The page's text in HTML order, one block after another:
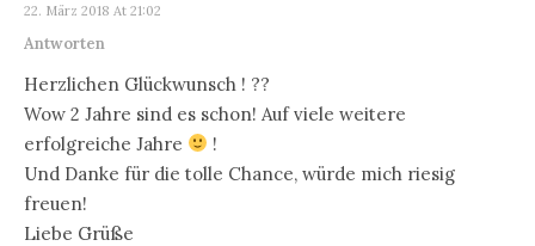
22. März 2018 At 21:02
Antworten
Herzlichen Glückwunsch ! ??
Wow 2 Jahre sind es schon! Auf viele weitere
erfolgreiche Jahre
!
Und Danke für die tolle Chance, würde mich riesig
freuen!
Liebe Grüße